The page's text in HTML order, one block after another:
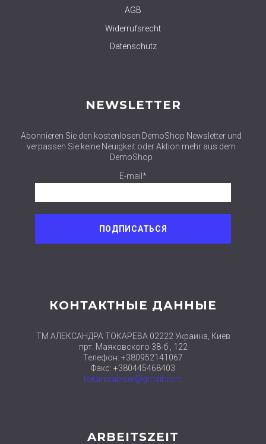
AGB
Widerrufsrecht
Datenschutz
NEWSLETTER
Abonnieren Sie den kostenlosen DemoShop Newsletter und
verpassen Sie keine Neuigkeit oder Aktion mehr aus dem
DemoShop
E-mail*
КОНТАКТНЫЕ ДАННЫЕ
ТМ АЛЕКСАНДРА ТОКАРЕВА 02222 Украина, Киев
прт. Маяковского 38-б , 122
Телефон: +380952141067
Факс: +380445468403
tokarevabiser@gmail.com
ARBEITSZEIT